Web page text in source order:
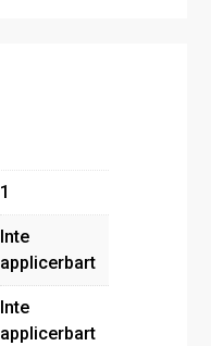
1
Inte
applicerbart
Inte
applicerbart